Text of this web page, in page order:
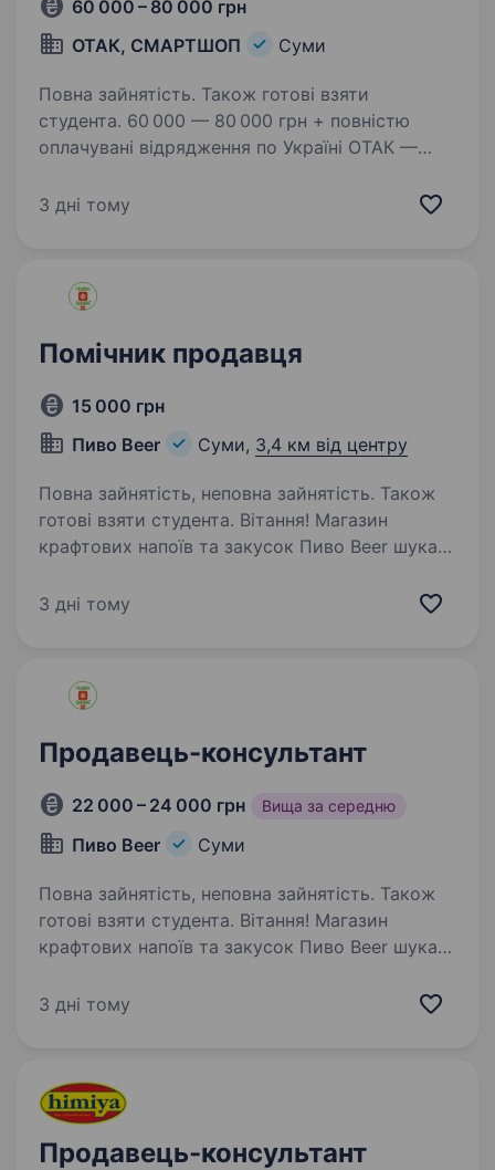
60 000 – 80 000 грн
ОТАК, СМАРТШОП
Суми
Повна зайнятість. Також готові взяти
студента. 60 000 — 80 000 грн + повністю
оплачувані відрядження по Україні ОТАК —
заробляти, подорожувати та будувати кар'єру
3 дні тому
Помічник продавця
15 000 грн
Пиво Beer
Суми, 3,4 км від центру
Повна зайнятість, неповна зайнятість. Також
готові взяти студента. Вітання! Магазин
крафтових напоїв та закусок Пиво Beer шукає
адресами: вул. Харківська 12 Д, Герасима
3 дні тому
Продавець-консультант
22 000 – 24 000 грн Вища за середню
Пиво Beer Суми
Повна зайнятість, неповна зайнятість. Також
готові взяти студента. Вітання! Магазин
крафтових напоїв та закусок Пиво Beer шукає
Суми. Якщо ти креативний і сповнений сил,
3 дні тому
Продавець-консультант